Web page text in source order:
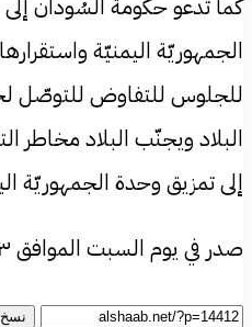
كما تدعو حكومة السُودان
الجمهوريّة اليمنيّة
للجلوس للتفاوض للتوصّل
البلاد ويجنّب البلاد
إلى تمزيق وحدة الجمهوريّة
صدر في يوم السبت الموافق ٣ يناير ، ٢٠٢
نسخ